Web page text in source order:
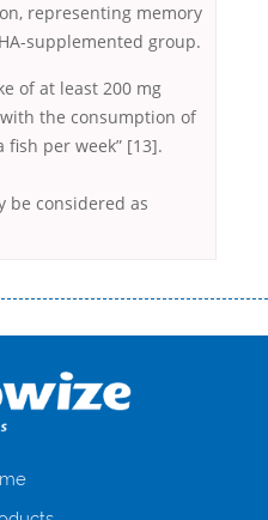
representing memory
supplemented group.
of at least 200 mg
the consumption of
per week” [13].
be considered as
добре знайомі незручності
особистого часу і багато-багато
мікрокредитування Ви зможете
на наступних умовах:
(для нових клієнтів);